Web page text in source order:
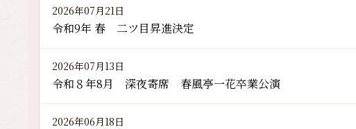
2026年07月21日
令和9年 春 二ツ目昇進決定
2026年07月13日
令和８年8月 深夜寄席 春風亭一花卒業公演
2026年06月18日